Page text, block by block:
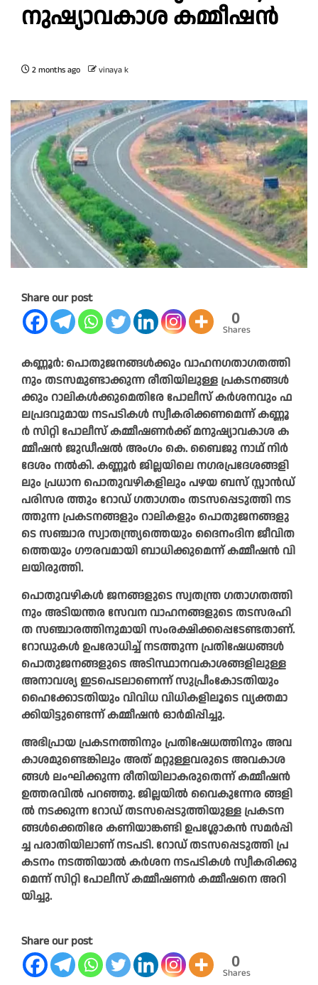
നു​ഷ്യാ​വ​കാ​ശ ക​മ്മീ​ഷ​ൻ
2 months ago vinaya k
Share our post
0
Shares
ക​ണ്ണൂ​ർ: പൊ​തു​ജ​ന​ങ്ങ​ൾ​ക്കും വാ​ഹ​ന​ഗ​താ​ഗ​ത​ത്തി​
നും ത​ട​സ​മു​ണ്ടാ​ക്കു​ന്ന രീ​തി​യി​ലു​ള്ള പ്ര​ക​ട​ന​ങ്ങൾ​
ക്കും റാ​ലി​ക​ൾ​ക്കു​മെ​തി​രേ പോ​ലീ​സ് ക​ർ​ശ​ന​വും ഫ​
ല​പ്ര​ദ​വു​മാ​യ ന​ട​പ​ടി​ക​ൾ സ്വീ​ക​രി​ക്ക​ണ​മെ​ന്ന് ക​ണ്ണൂ​
ർ സി​റ്റി പോ​ലീ​സ് ക​മ്മീ​ഷ​ണ​ർ​ക്ക് മ​നു​ഷ്യാ​വ​കാ​ശ ക​
മ്മീ​ഷ​ൻ ജു​ഡീ​ഷൽ അം​ഗം കെ. ​ബൈ​ജു നാ​ഥ് നി​ർ​
ദേ​ശം ന​ൽ​കി. ക​ണ്ണൂ​ർ ജി​ല്ല​യി​ലെ ന​ഗ​ര​പ്ര​ദേ​ശ​ങ്ങ​ളി​
ലും പ്ര​ധാ​ന പൊ​തു​വ​ഴി​ക​ളി​ലും പ​ഴ​യ ബ​സ് സ്റ്റാ​ൻ​ഡ്
പ​രി​സ​ര ത്തും ​റോ​ഡ് ഗ​താ​ഗ​തം ത​ട​സ​പ്പെ​ടു​ത്തി ന​ട​
ത്തു​ന്ന പ്ര​ക​ട​ന​ങ്ങ​ളും റാ​ലി​ക​ളും പൊ​തു​ജ​ന​ങ്ങ​ളു​
ടെ സ​ഞ്ചാ​ര സ്വാ​ത​ന്ത്ര്യ​ത്തെ​യും ദൈ​നം​ദി​ന ജീ​വി​ത​
ത്തെ​യും ഗൗ​ര​വ​മാ​യി ബാ​ധി​ക്കു​മെ​ന്ന് ക​മ്മീ​ഷ​ൻ വി​
ല​യി​രു​ത്തി.
പൊ​തു​വ​ഴി​ക​ൾ ജ​ന​ങ്ങ​ളു​ടെ സ്വ​ത​ന്ത്ര ഗ​താ​ഗ​ത​ത്തി​
നും അ​ടി​യ​ന്ത​ര സേ​വ​ന വാ​ഹ​ന​ങ്ങ​ളു​ടെ ത​ട​സ​ര​ഹി​
ത സ​ഞ്ചാ​ര​ത്തി​നു​മാ​യി സം​ര​ക്ഷി​ക്ക​പ്പെ​ടേ​ണ്ട​താ​ണ്.
റോ​ഡു​ക​ൾ ഉ​പ​രോ​ധി​ച്ച് ന​ട​ത്തു​ന്ന പ്ര​തി​ഷേ​ധ​ങ്ങ​ൾ
പൊ​തു​ജ​ന​ങ്ങ​ളു​ടെ അ​ടി​സ്ഥാ​ന​വ​കാ​ശ​ങ്ങ​ളി​ലു​ള്ള
അ​നാ​വ​ശ്യ ഇ​ട​പെ​ട​ലാ​ണെ​ന്ന് സു​പ്രീം​കോ​ട​തി​യും
ഹൈ​ക്കോ​ട​തി​യും വി​വി​ധ വി​ധി​ക​ളി​ലൂ​ടെ വ്യ​ക്ത​മാ​
ക്കി​യി​ട്ടു​ണ്ടെ​ന്ന് ക​മ്മീ​ഷ​ൻ ഓ​ർ​മി​പ്പി​ച്ചു.
അ​ഭി​പ്രാ​യ പ്ര​ക​ട​ന​ത്തി​നും പ്ര​തി​ഷേ​ധ​ത്തി​നും അ​വ​
കാ​ശ​മു​ണ്ടെ​ങ്കി​ലും അ​ത് മ​റ്റു​ള്ള​വ​രു​ടെ അ​വ​കാ​ശ
ങ്ങ​ൾ ലം​ഘി​ക്കു​ന്ന രീ​തി​യി​ലാ​ക​രു​തെ​ന്ന് ക​മ്മീ​ഷ​ൻ
ഉ​ത്ത​ര​വി​ൽ പ​റ​ഞ്ഞു. ജി​ല്ല​യി​ൽ വൈ​കു​ന്നേ​ര ങ്ങ​ളി​
ൽ ന​ട​ക്കു​ന്ന റോ​ഡ് ത​ട​സ​പ്പെ​ടു​ത്തി​യു​ള്ള പ്ര​ക​ട​ന​
ങ്ങ​ൾ​ക്കെ​തി​രേ ക​ണി​യാ​ങ്ക​ണ്ടി ഉ​പ​ശ്ലോ​ക​ൻ സ​മ​ർ​പ്പി​
ച്ച പ​രാ​തി​യി​ലാ​ണ് ന​ട​പ​ടി. റോ​ഡ് ത​ട​സ​പ്പെ​ടു​ത്തി പ്ര​
ക​ട​നം ന​ട​ത്തി​യാ​ൽ ക​ർ​ശ​ന ന​ട​പ​ടി​ക​ൾ സ്വീ​ക​രി​ക്കു​
മെ​ന്ന് സി​റ്റി പോ​ലീ​സ് ക​മ്മീ​ഷ​ണ​ർ ക​മ്മീ​ഷ​നെ അ​റി​
യി​ച്ചു.
Share our post
0
Shares